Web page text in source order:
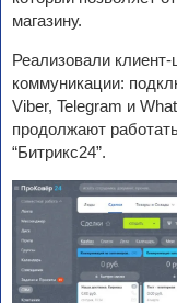
магазину.
Реализовали
коммуникации:
Viber, Telegram и
продолжают
“Битрикс24”.